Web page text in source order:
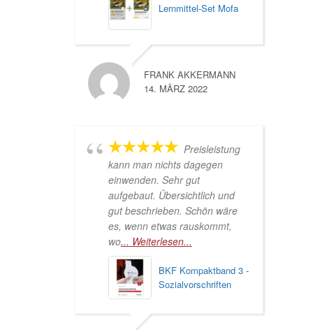
Lernmittel-Set Mofa
FRANK AKKERMANN
14. MÄRZ 2022
Preisleistung
kann man nichts dagegen
einwenden. Sehr gut
aufgebaut. Übersichtlich und
gut beschrieben. Schön wäre
es, wenn etwas rauskommt,
wo... Weiterlesen...
BKF Kompaktband 3 -
Sozialvorschriften